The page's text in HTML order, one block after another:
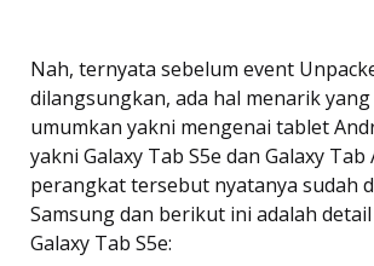
Nah, ternyata sebelum event
dilangsungkan, ada hal menarik
umumkan yakni mengenai tablet
yakni Galaxy Tab S5e dan Galaxy Tab
perangkat tersebut nyatanya sudah
Samsung dan berikut ini adalah
Galaxy Tab S5e: